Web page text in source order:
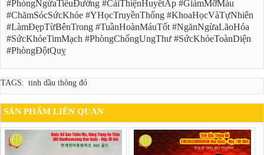
#PhòngNgừaTiểuĐường #CảiThiệnHuyếtÁp #GiảmMỡMáu
#ChămSócSứcKhỏe #YHọcTruyềnThống #KhoaHọcVàTựNhiên
#LàmĐẹpTừBênTrong #TuầnHoànMáuTốt #NgănNgừaLãoHóa
#SứcKhỏeTimMạch #PhòngChốngUngThư #SứcKhỏeToànDiện
#PhòngĐộtQuỵ
TAGS: tinh dầu thông đỏ
SẢN PHẨM LIÊN QUAN